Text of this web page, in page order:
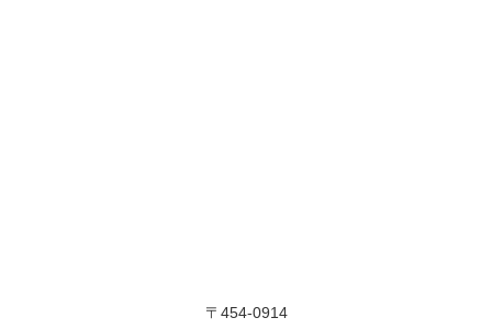
〒454-0914